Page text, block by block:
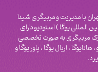
با مدیریت و مربیگری شیدا
یوگا ) استودیو دارای
مربیگری به صورت تخصصی
، اریال یوگا ، پاور یوگا و